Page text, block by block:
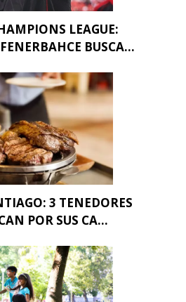
LEAGUE:
BUSCA...
3 TENEDORES
POR SUS CA...